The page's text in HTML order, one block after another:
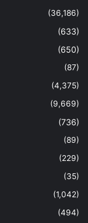
(36,186)
(633)
(650)
(87)
(4,375)
(9,669)
(736)
(89)
(229)
(35)
(1,042)
(494)